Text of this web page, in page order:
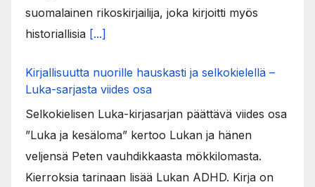
suomalainen rikoskirjailija, joka kirjoitti myös
historiallisia [...]
Kirjallisuutta nuorille hauskasti ja selkokielellä –
Luka-sarjasta viides osa
Selkokielisen Luka-kirjasarjan päättävä viides osa
”Luka ja kesäloma” kertoo Lukan ja hänen
veljensä Peten vauhdikkaasta mökkilomasta.
Kierroksia tarinaan lisää Lukan ADHD. Kirja on